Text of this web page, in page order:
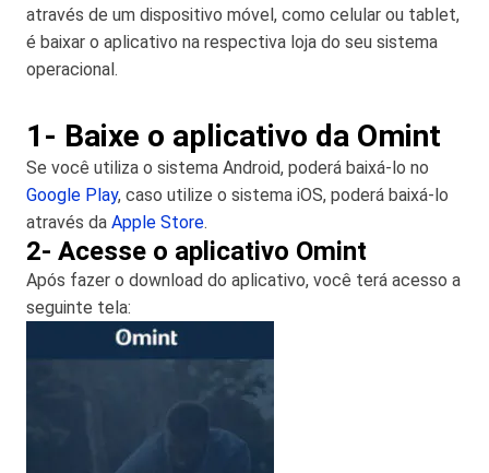
através de um dispositivo móvel, como celular ou tablet,
é baixar o aplicativo na respectiva loja do seu sistema
operacional.
1- Baixe o aplicativo da Omint
Se você utiliza o sistema Android, poderá baixá-lo no
Google Play, caso utilize o sistema iOS, poderá baixá-lo
através da Apple Store.
2- Acesse o aplicativo Omint
Após fazer o download do aplicativo, você terá acesso a
seguinte tela: